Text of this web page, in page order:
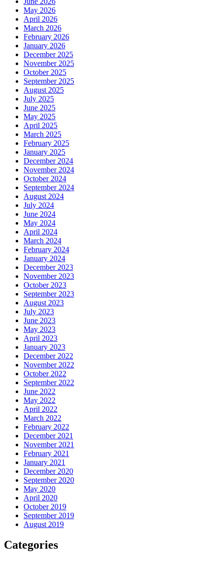
May 2026
April 2026
March 2026
February 2026
January 2026
December 2025
November 2025
October 2025
September 2025
August 2025
July 2025
June 2025
May 2025
April 2025
March 2025
February 2025
January 2025
December 2024
November 2024
October 2024
September 2024
August 2024
July 2024
June 2024
May 2024
April 2024
March 2024
February 2024
January 2024
December 2023
November 2023
October 2023
September 2023
August 2023
July 2023
June 2023
May 2023
April 2023
January 2023
December 2022
November 2022
October 2022
September 2022
June 2022
May 2022
April 2022
March 2022
February 2022
December 2021
November 2021
February 2021
January 2021
December 2020
September 2020
May 2020
April 2020
October 2019
September 2019
August 2019
Categories